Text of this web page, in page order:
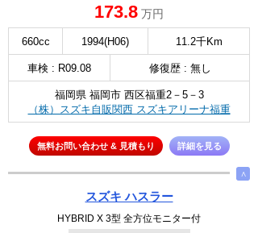
173.8 万円
660cc 1994(H06) 11.2千Km
車検 : R09.08 修復歴 : 無し
福岡県 福岡市 西区福重2－5－3
（株）スズキ自販関西 スズキアリーナ福重
無料お問い合わせ & 見積もり 詳細を見る
∧
スズキ ハスラー
HYBRID X 3型 全方位モニター付